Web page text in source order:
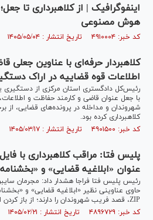
اینفوگرافیک | از کلاهبرداری تا
هوش مصنوعی
کد خبر: ۴۹۱۰۰۰۴ تاریخ انتشار : ۱۴۰۵/۰۵/۰۴
کلاهبردار حرفه‌ای با عناوین جعلی
اطلاعات قوه قضاییه در اراک
رئیس‌کل دادگستری استان مرکزی از دستگیری
با جعل عنوان قاضی و کارمند حفاظت و
شهروندان و مداخله در پرونده‌های قضایی، از
کلاهبرداری کرده بود.
کد خبر: ۴۹۰۱۵۰۰ تاریخ انتشار : ۱۴۰۵/۰۳/۱۷
عنوان «ابلاغیه قضایی» و
رئیس پلیس فتا فراجا هشدار داد: مجرمان
ZIP، قصد فریب شهروندان را دارند؛ از باز کردن این فایل‌ها جدا خودداری کنید.
کد خبر: ۴۸۹۶۷۲۹ تاریخ انتشار : ۱۴۰۵/۰۲/۲۱